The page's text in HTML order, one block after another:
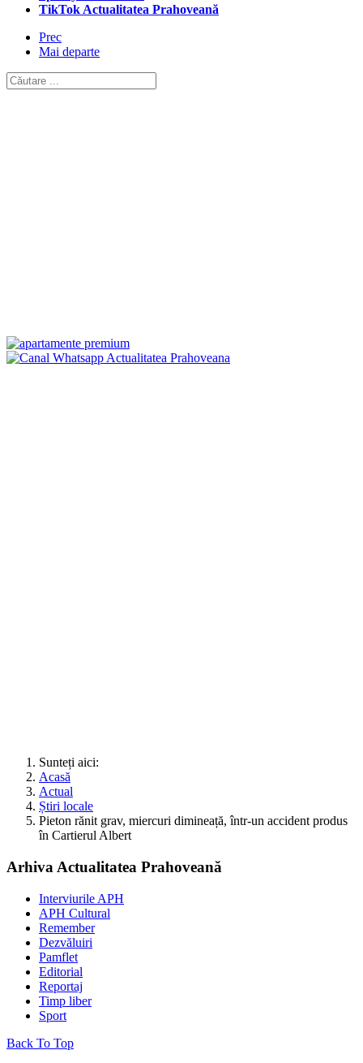
TikTok Actualitatea Prahoveană
Prec
Mai departe
Sunteți aici:
Acasă
Actual
Știri locale
Pieton rănit grav, miercuri dimineață, într-un accident produs
în Cartierul Albert
Arhiva Actualitatea Prahoveană
Interviurile APH
APH Cultural
Remember
Dezvăluiri
Pamflet
Editorial
Reportaj
Timp liber
Sport
Back To Top